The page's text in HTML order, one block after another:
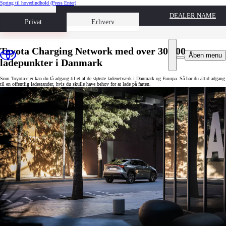
Spring til hovedindhold (Press Enter)
Privat Erhverv
Book prøvetur
DEALER NAME
Åben menu
Toyota Charging Network med over 30.000
ladepunkter i Danmark
Som Toyota-ejer kan du få adgang til et af de største ladenetværk i Danmark og Europa. Så har du altid adgang
til en offentlig ladestander, hvis du skulle have behov for at lade på farten.